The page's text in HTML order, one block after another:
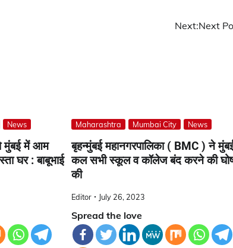
Next:Next
News
मुंबई में आम
घर : बाबूभाई
Maharashtra Mumbai City News
बृहन्मुंबई महानगरपालिका ( BMC ) ने
कल सभी स्कूल व कॉलेज बंद करने की
की
Editor July 26, 2023
Spread the love